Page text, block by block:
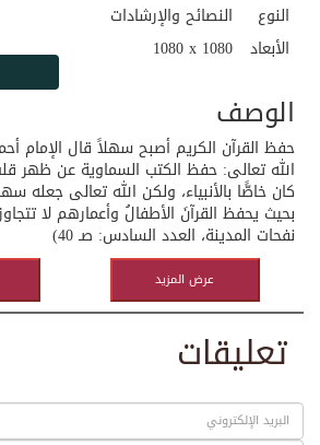
النصائح والإرشادات
النوع
1080 x 1080 الأبعاد
الوصف
حفظ القرآن الكريم أصبح سهلاً قال الإمام
الله تعالى: حفظ الكتب السماوية عن ظهر
كان خاصًّا بالأنبياء، ولكن الله تعالى جعله
بحيث يحفظ القرآنَ الأطفالُ وأعمارهم لا
نفحات المدينة، العدد السادس: صـ 40)
عرض المزيد
تعليقات